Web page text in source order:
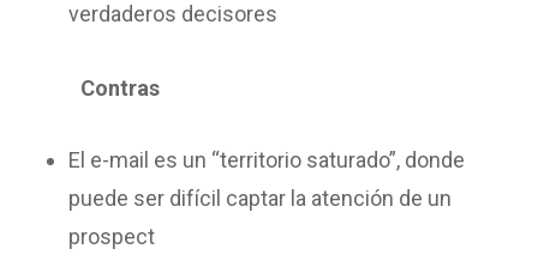
verdaderos decisores
Contras
El e-mail es un “territorio saturado”, donde
puede ser difícil captar la atención de un
prospect